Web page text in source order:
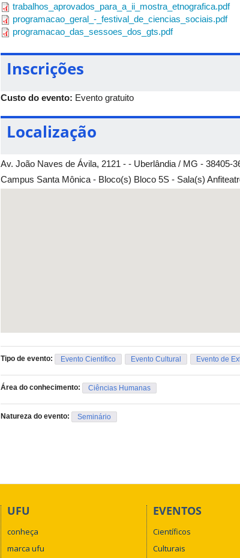
trabalhos_aprovados_para_a_ii_mostra_etnografica.pdf
programacao_geral_-_festival_de_ciencias_sociais.pdf
programacao_das_sessoes_dos_gts.pdf
Inscrições
Custo do evento: Evento gratuito
Localização
Av. João Naves de Ávila, 2121 - - Uberlândia / MG - 38405-
Campus Santa Mônica - Bloco(s) Bloco 5S - Sala(s)
Tipo de evento: Evento Científico Evento Cultural Evento de
Área do conhecimento: Ciências Humanas
Natureza do evento: Seminário
UFU
conheça
marca ufu
EVENTOS
Científicos
Culturais